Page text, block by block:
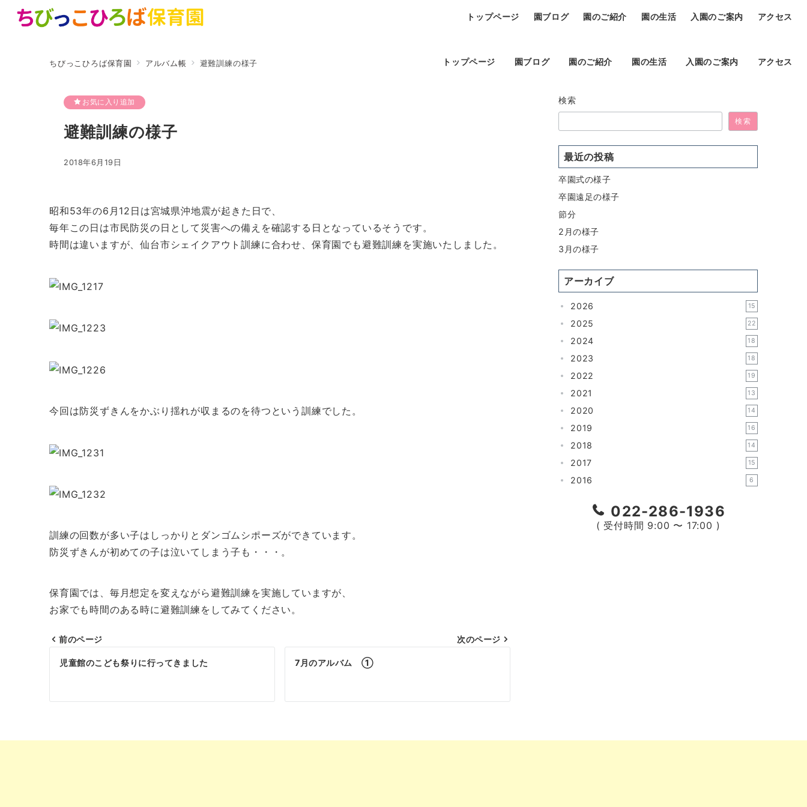
トップページ 園ブログ 園のご紹介 園の生活 入園のご案内 アクセス
トップページ 園ブログ 園のご紹介 園の生活 入園のご案内 アクセス
ちびっこひろば保育園 アルバム帳 避難訓練の様子
お気に入り追加
避難訓練の様子
2018年6月19日
昭和53年の6月12日は宮城県沖地震が起きた日で、
毎年この日は市民防災の日として災害への備えを確認する日となっているそうです。
時間は違いますが、仙台市シェイクアウト訓練に合わせ、保育園でも避難訓練を実施いたしました。
今回は防災ずきんをかぶり揺れが収まるのを待つという訓練でした。
訓練の回数が多い子はしっかりとダンゴムシポーズができています。
防災ずきんが初めての子は泣いてしまう子も・・・。
保育園では、毎月想定を変えながら避難訓練を実施していますが、
お家でも時間のある時に避難訓練をしてみてください。
投
ナ
ゲ
前のページ
児童館のこども祭りに行ってきました
次のページ
7月のアルバム ①
検索
検索
最近の投稿
卒園式の様子
卒園遠足の様子
節分
2月の様子
3月の様子
アーカイブ
2026 15
2025 22
2024 18
2023 18
2022 19
2021 13
2020 14
2019 16
2018 14
2017 15
2016 6
022-286-1936
( 受付時間 9:00 〜 17:00 )